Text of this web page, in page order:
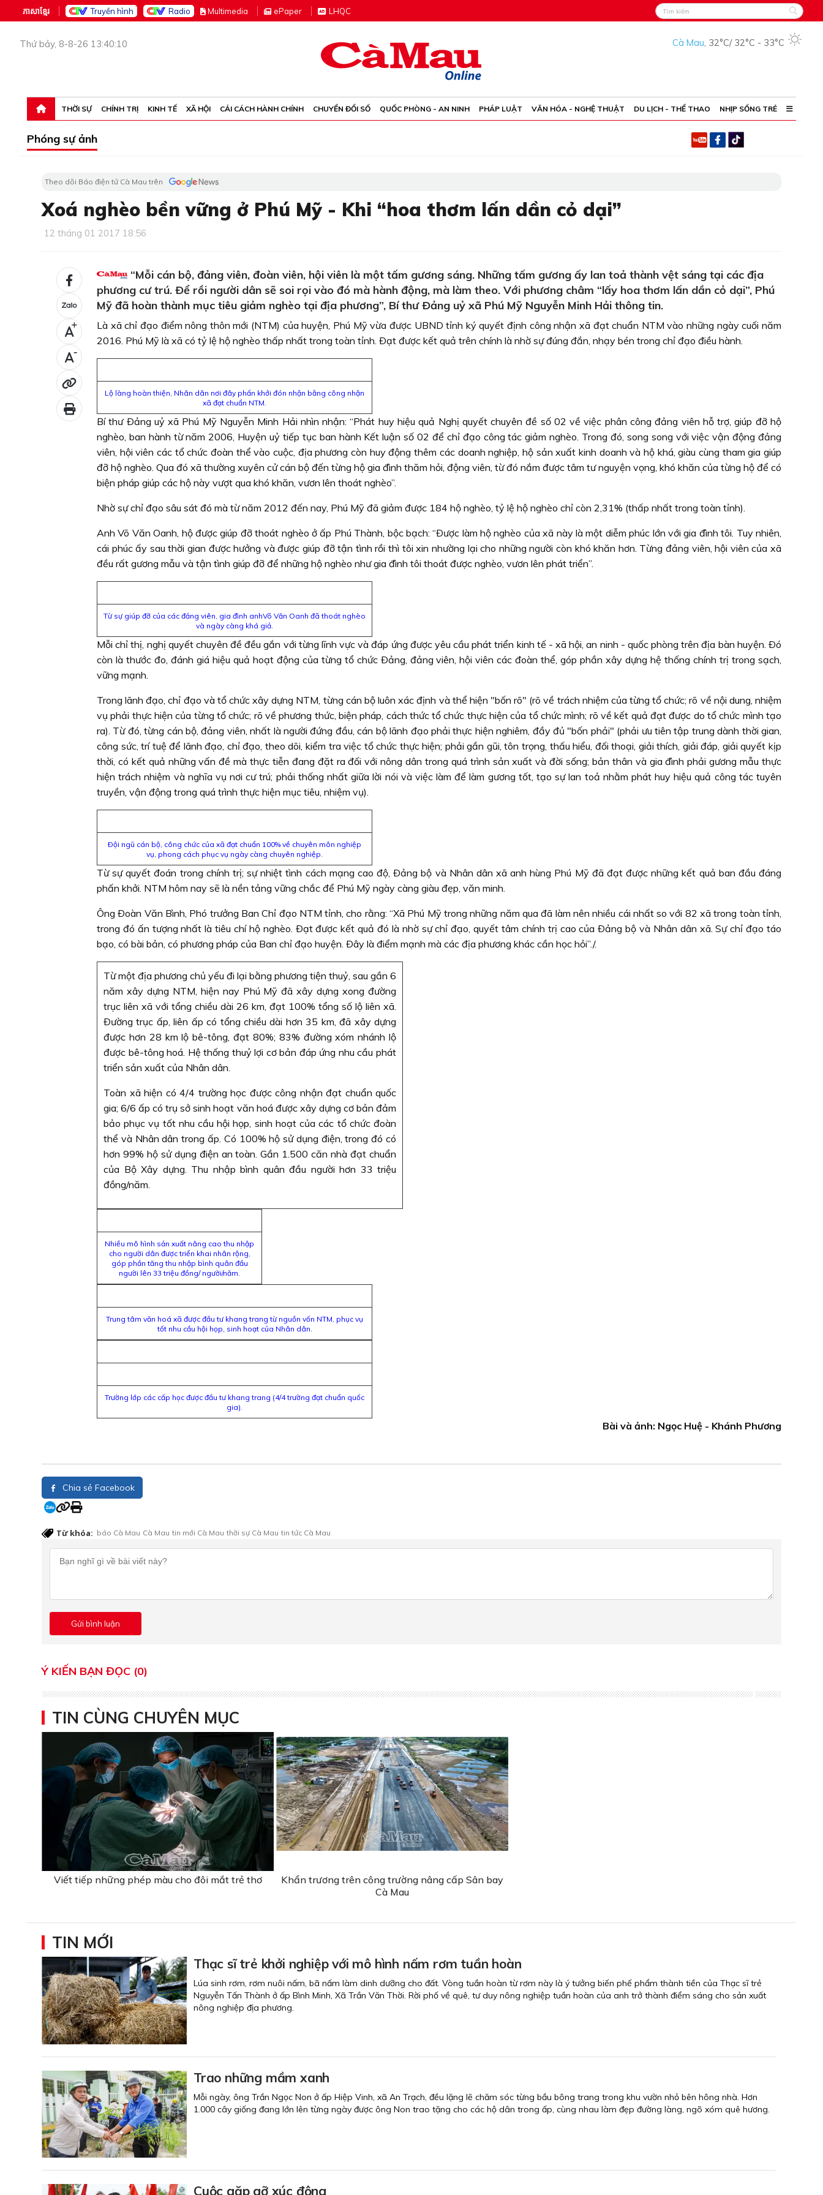
ភាសាខ្មែរ Truyền hình Radio Multimedia ePaper LHQC
Thứ bảy, 8-8-26 13:40:10 Cà Mau, 32°C/ 32°C - 33°C
THỜI SỰ CHÍNH TRỊ KINH TẾ XÃ HỘI CẢI CÁCH HÀNH CHÍNH CHUYỂN ĐỔI SỐ QUỐC PHÒNG - AN NINH PHÁP LUẬT VĂN HÓA - NGHỆ THUẬT DU LỊCH - THỂ THAO NHỊP SỐNG TRẺ
Phóng sự ảnh
Theo dõi Báo điện tử Cà Mau trên
Xoá nghèo bền vững ở Phú Mỹ - Khi “hoa thơm lấn dần cỏ dại”
12 tháng 01 2017 18:56
+
-
“Mỗi cán bộ, đảng viên, đoàn viên, hội viên là một tấm gương sáng. Những tấm gương ấy lan toả thành vệt sáng tại các địa
phương cư trú. Ðể rồi người dân sẽ soi rọi vào đó mà hành động, mà làm theo. Với phương châm “lấy hoa thơm lấn dần cỏ dại”, Phú
Mỹ đã hoàn thành mục tiêu giảm nghèo tại địa phương”, Bí thư Ðảng uỷ xã Phú Mỹ Nguyễn Minh Hải thông tin.
Là xã chỉ đạo điểm nông thôn mới (NTM) của huyện, Phú Mỹ vừa được UBND tỉnh ký quyết định công nhận xã đạt chuẩn NTM vào những ngày cuối năm
2016. Phú Mỹ là xã có tỷ lệ hộ nghèo thấp nhất trong toàn tỉnh. Ðạt được kết quả trên chính là nhờ sự đúng đắn, nhạy bén trong chỉ đạo điều hành.
Lộ làng hoàn thiện, Nhân dân nơi đây phấn khởi đón nhận bằng công nhận
xã đạt chuẩn NTM.
Bí thư Ðảng uỷ xã Phú Mỹ Nguyễn Minh Hải nhìn nhận: “Phát huy hiệu quả Nghị quyết chuyên đề số 02 về việc phân công đảng viên hỗ trợ, giúp đỡ hộ
nghèo, ban hành từ năm 2006, Huyện uỷ tiếp tục ban hành Kết luận số 02 để chỉ đạo công tác giảm nghèo. Trong đó, song song với việc vận động đảng
viên, hội viên các tổ chức đoàn thể vào cuộc, địa phương còn huy động thêm các doanh nghiệp, hộ sản xuất kinh doanh và hộ khá, giàu cùng tham gia giúp
đỡ hộ nghèo. Qua đó xã thường xuyên cử cán bộ đến từng hộ gia đình thăm hỏi, động viên, từ đó nắm được tâm tư nguyện vọng, khó khăn của từng hộ để có
biện pháp giúp các hộ này vượt qua khó khăn, vươn lên thoát nghèo”.
Nhờ sự chỉ đạo sâu sát đó mà từ năm 2012 đến nay, Phú Mỹ đã giảm được 184 hộ nghèo, tỷ lệ hộ nghèo chỉ còn 2,31% (thấp nhất trong toàn tỉnh).
Anh Võ Văn Oanh, hộ được giúp đỡ thoát nghèo ở ấp Phú Thành, bộc bạch: “Ðược làm hộ nghèo của xã này là một diễm phúc lớn với gia đình tôi. Tuy nhiên,
cái phúc ấy sau thời gian được hưởng và được giúp đỡ tận tình rồi thì tôi xin nhường lại cho những người còn khó khăn hơn. Từng đảng viên, hội viên của xã
đều rất gương mẫu và tận tình giúp đỡ để những hộ nghèo như gia đình tôi thoát được nghèo, vươn lên phát triển”.
Từ sự giúp đỡ của các đảng viên, gia đình anhVõ Văn Oanh đã thoát nghèo
và ngày càng khá giả.
Mỗi chỉ thị, nghị quyết chuyên đề đều gắn với từng lĩnh vực và đáp ứng được yêu cầu phát triển kinh tế - xã hội, an ninh - quốc phòng trên địa bàn huyện. Ðó
còn là thước đo, đánh giá hiệu quả hoạt động của từng tổ chức Ðảng, đảng viên, hội viên các đoàn thể, góp phần xây dựng hệ thống chính trị trong sạch,
vững mạnh.
Trong lãnh đạo, chỉ đạo và tổ chức xây dựng NTM, từng cán bộ luôn xác định và thể hiện "bốn rõ" (rõ về trách nhiệm của từng tổ chức; rõ về nội dung, nhiệm
vụ phải thực hiện của từng tổ chức; rõ về phương thức, biện pháp, cách thức tổ chức thực hiện của tổ chức mình; rõ về kết quả đạt được do tổ chức mình tạo
ra). Từ đó, từng cán bộ, đảng viên, nhất là người đứng đầu, cán bộ lãnh đạo phải thực hiện nghiêm, đầy đủ "bốn phải" (phải ưu tiên tập trung dành thời gian,
công sức, trí tuệ để lãnh đạo, chỉ đạo, theo dõi, kiểm tra việc tổ chức thực hiện; phải gần gũi, tôn trọng, thấu hiểu, đối thoại, giải thích, giải đáp, giải quyết kịp
thời, có kết quả những vấn đề mà thực tiễn đang đặt ra đối với nông dân trong quá trình sản xuất và đời sống; bản thân và gia đình phải gương mẫu thực
hiện trách nhiệm và nghĩa vụ nơi cư trú; phải thống nhất giữa lời nói và việc làm để làm gương tốt, tạo sự lan toả nhằm phát huy hiệu quả công tác tuyên
truyền, vận động trong quá trình thực hiện mục tiêu, nhiệm vụ).
Ðội ngũ cán bộ, công chức của xã đạt chuẩn 100% về chuyên môn nghiệp
vụ, phong cách phục vụ ngày càng chuyên nghiệp.
Từ sự quyết đoán trong chính trị; sự nhiệt tình cách mạng cao độ, Ðảng bộ và Nhân dân xã anh hùng Phú Mỹ đã đạt được những kết quả ban đầu đáng
phấn khởi. NTM hôm nay sẽ là nền tảng vững chắc để Phú Mỹ ngày càng giàu đẹp, văn minh.
Ông Ðoàn Văn Bình, Phó trưởng Ban Chỉ đạo NTM tỉnh, cho rằng: “Xã Phú Mỹ trong những năm qua đã làm nên nhiều cái nhất so với 82 xã trong toàn tỉnh,
trong đó ấn tượng nhất là tiêu chí hộ nghèo. Ðạt được kết quả đó là nhờ sự chỉ đạo, quyết tâm chính trị cao của Ðảng bộ và Nhân dân xã. Sự chỉ đạo táo
bạo, có bài bản, có phương pháp của Ban chỉ đạo huyện. Ðây là điểm mạnh mà các địa phương khác cần học hỏi”./.
Từ một địa phương chủ yếu đi lại bằng phương tiện thuỷ, sau gần 6
năm xây dựng NTM, hiện nay Phú Mỹ đã xây dựng xong đường
trục liên xã với tổng chiều dài 26 km, đạt 100% tổng số lộ liên xã.
Ðường trục ấp, liên ấp có tổng chiều dài hơn 35 km, đã xây dựng
được hơn 28 km lộ bê-tông, đạt 80%; 83% đường xóm nhánh lộ
được bê-tông hoá. Hệ thống thuỷ lợi cơ bản đáp ứng nhu cầu phát
triển sản xuất của Nhân dân.
Toàn xã hiện có 4/4 trường học được công nhận đạt chuẩn quốc
gia; 6/6 ấp có trụ sở sinh hoạt văn hoá được xây dựng cơ bản đảm
bảo phục vụ tốt nhu cầu hội họp, sinh hoạt của các tổ chức đoàn
thể và Nhân dân trong ấp. Có 100% hộ sử dụng điện, trong đó có
hơn 99% hộ sử dụng điện an toàn. Gần 1.500 căn nhà đạt chuẩn
của Bộ Xây dựng. Thu nhập bình quân đầu người hơn 33 triệu
đồng/năm.
Nhiều mô hình sản xuất nâng cao thu nhập
cho người dân được triển khai nhân rộng,
góp phần tăng thu nhập bình quân đầu
người lên 33 triệu đồng/ người/năm.
Trung tâm văn hoá xã được đầu tư khang trang từ nguồn vốn NTM, phục vụ
tốt nhu cầu hội họp, sinh hoạt của Nhân dân.
Trường lớp các cấp học được đầu tư khang trang (4/4 trường đạt chuẩn quốc
gia).
Bài và ảnh: Ngọc Huệ - Khánh Phương
Chia sẻ Facebook
Từ khóa: báo Cà Mau Cà Mau tin mới Cà Mau thời sự Cà Mau tin tức Cà Mau
Ý KIẾN BẠN ĐỌC (0)
TIN CÙNG CHUYÊN MỤC
Viết tiếp những phép màu cho đôi mắt trẻ thơ
Khẩn trương trên công trường nâng cấp Sân bay
Cà Mau
TIN MỚI
Thạc sĩ trẻ khởi nghiệp với mô hình nấm rơm tuần hoàn
Lúa sinh rơm, rơm nuôi nấm, bã nấm làm dinh dưỡng cho đất. Vòng tuần hoàn từ rơm này là ý tưởng biến phế phẩm thành tiền của Thạc sĩ trẻ
Nguyễn Tấn Thành ở ấp Bình Minh, Xã Trần Văn Thời. Rời phố về quê, tư duy nông nghiệp tuần hoàn của anh trở thành điểm sáng cho sản xuất
nông nghiệp địa phương.
Trao những mầm xanh
Mỗi ngày, ông Trần Ngọc Non ở ấp Hiệp Vinh, xã An Trạch, đều lặng lẽ chăm sóc từng bầu bông trang trong khu vườn nhỏ bên hông nhà. Hơn
1.000 cây giống đang lớn lên từng ngày được ông Non trao tặng cho các hộ dân trong ấp, cùng nhau làm đẹp đường làng, ngõ xóm quê hương.
Cuộc gặp gỡ xúc động